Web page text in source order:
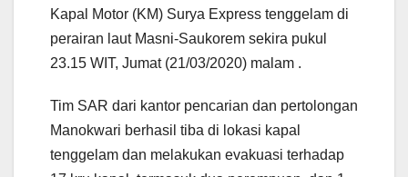
Kapal Motor (KM) Surya Express tenggelam di
perairan laut Masni-Saukorem sekira pukul
23.15 WIT, Jumat (21/03/2020) malam .
Tim SAR dari kantor pencarian dan pertolongan
Manokwari berhasil tiba di lokasi kapal
tenggelam dan melakukan evakuasi terhadap